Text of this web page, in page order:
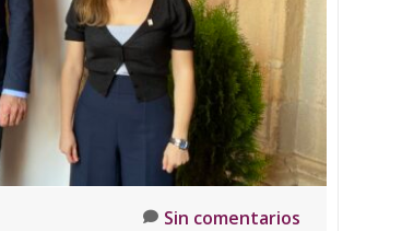
en
Peñafiel
Sin comentarios